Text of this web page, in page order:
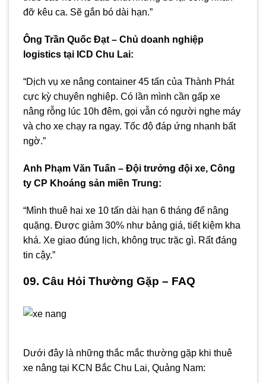
đỡ kêu ca. Sẽ gắn bó dài hạn.”
Ông Trần Quốc Đạt – Chủ doanh nghiệp
logistics tại ICD Chu Lai:
“Dịch vụ xe nâng container 45 tấn của Thành Phát
cực kỳ chuyên nghiệp. Có lần mình cần gấp xe
nâng rỗng lúc 10h đêm, gọi vẫn có người nghe máy
và cho xe chạy ra ngay. Tốc độ đáp ứng nhanh bất
ngờ.”
Anh Phạm Văn Tuấn – Đội trưởng đội xe, Công
ty CP Khoáng sản miền Trung:
“Mình thuê hai xe 10 tấn dài hạn 6 tháng để nâng
quặng. Được giảm 30% như bảng giá, tiết kiệm kha
khá. Xe giao đúng lịch, không trục trặc gì. Rất đáng
tin cậy.”
09. Câu Hỏi Thường Gặp – FAQ
Dưới đây là những thắc mắc thường gặp khi thuê
xe nâng tại KCN Bắc Chu Lai, Quảng Nam: